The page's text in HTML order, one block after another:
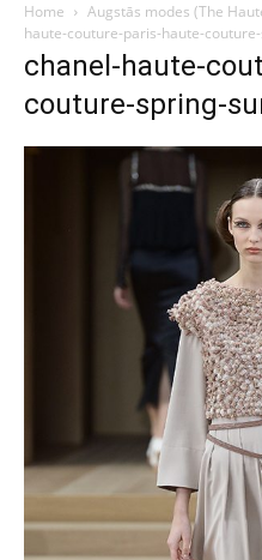
Home Augstās modes (The
haute-couture-paris-haute-
chanel-haute-
couture-spring-